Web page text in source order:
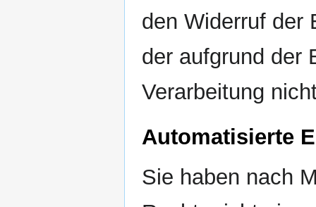
den Widerruf der
der aufgrund der
Verarbeitung
Automatisierte
Sie haben nach